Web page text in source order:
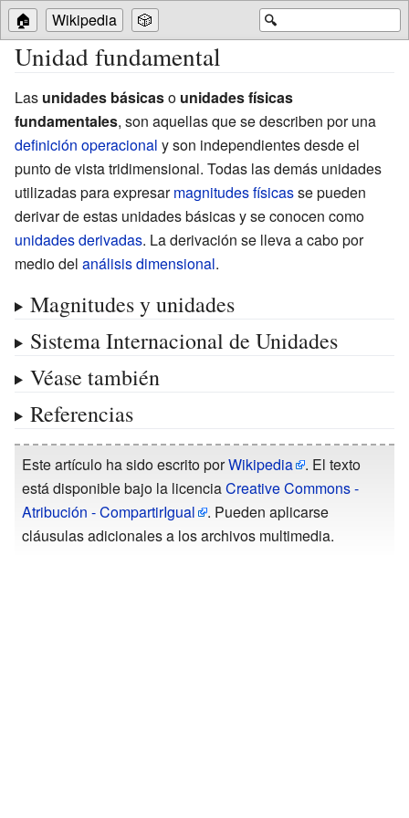
🔍
🏠 Wikipedia 🎲
Unidad fundamental
Las unidades básicaso unidades físicas
fundamentales, son aquellas que se describen por una
definición operacional y son independientes desde el
punto de vista tridimensional. Todas las demás unidades
utilizadas para expresarmagnitudes físicasse pueden
derivar de estas unidades básicas y se conocen como
unidades derivadas. La derivación se lleva a cabo por
medio del análisis dimensional.
Magnitudes y unidades
Sistema Internacional de Unidades
Véase también
Referencias
Este artículo ha sido escrito porWikipedia
. El texto
está disponible bajo la licenciaCreative Commons -
Atribución - CompartirIgual
. Pueden aplicarse
cláusulas adicionales a los archivos multimedia.